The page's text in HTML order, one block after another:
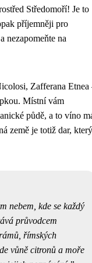
Středomoří! Je to
příjemněji pro
nezapomeňte na
Zafferana Etnea
Místní vám
půdě, a to víno
země je totiž dar, který
nebem, kde se každý
průvodcem
římských
vůně citronů a moře